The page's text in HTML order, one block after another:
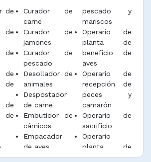
de carne, pollo, pescado
la carne de crustáceos o peces
y enlatado de acuerdo
técnicas.
la cadena de frío, conservación,
y presentación del producto
a las normativas existentes.
funciones afines.
de
de
de
de
de
Curador de
carne
Curador de
jamones
Curador de
pescado
Desollador de
animales
Despostador
de carne
Embutidor de
cárnicos
Empacador
de aves
Empacador
pescado y
mariscos
Operario de
planta de
beneficio de
aves
Operario de
recepción de
peces y
camarón
Operario de
sacrificio
Operario
planta de
beneficio